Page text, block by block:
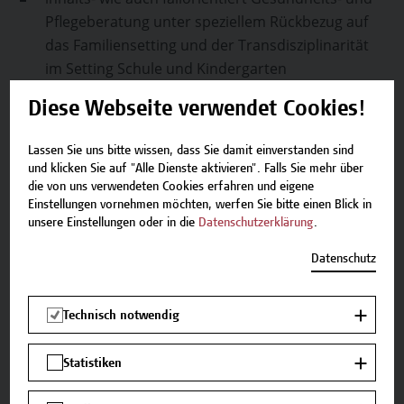
Pflegeberatung unter speziellem Rückbezug auf
das Familiensetting und der Transdisziplinarität
im Setting Schule und Kindergarten
Beratungshandelns anzuwenden.
Lehr- und Lernmethoden
Lernmethode eingesetzt: Vortrag, Gruppenarbeiten,
Zu den Vortragenden
Die Vortragenden werden zeitnah bekannt gegeben.
Diese Webseite verwendet Cookies!
Lassen Sie uns bitte wissen, dass Sie damit einverstanden sind
und klicken Sie auf "Alle Dienste aktivieren". Falls Sie mehr über
die von uns verwendeten Cookies erfahren und eigene
Einstellungen vornehmen möchten, werfen Sie bitte einen Blick in
unsere Einstellungen oder in die Datenschutzerklärung.
Datenschutz
Technisch notwendig
Statistiken